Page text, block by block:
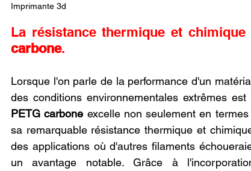
Imprimante 3d
La résistance thermique et
carbone.
Lorsque l'on parle de la performance d'un
des conditions environnementales extrêmes
PETG carbone excelle non seulement en
sa remarquable résistance thermique et
des applications où d'autres filaments
un avantage notable. Grâce à